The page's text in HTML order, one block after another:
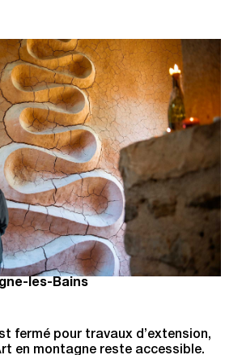
les-Bains
fermé pour travaux d’extension,
en montagne reste accessible.